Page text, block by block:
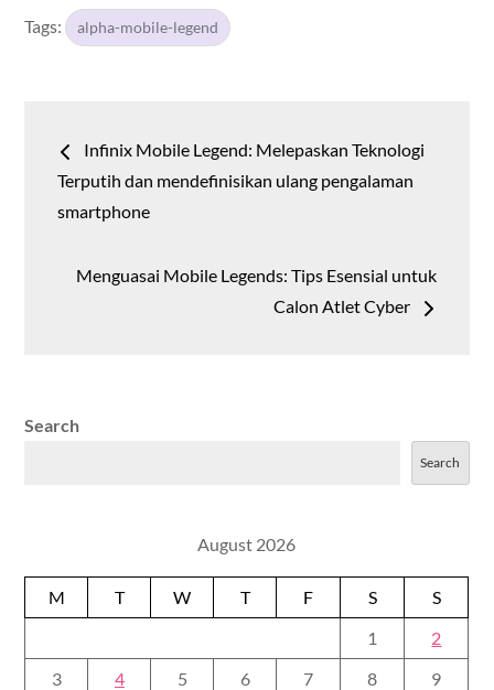
Tags: alpha-mobile-legend
navigation
Infinix Mobile Legend: Melepaskan Teknologi
Terputih dan mendefinisikan ulang pengalaman
smartphone
Menguasai Mobile Legends: Tips Esensial untuk
Calon Atlet Cyber
Search
Search
August 2026
M T W T F S
S
1
2
3
4 5 6 7 8
9